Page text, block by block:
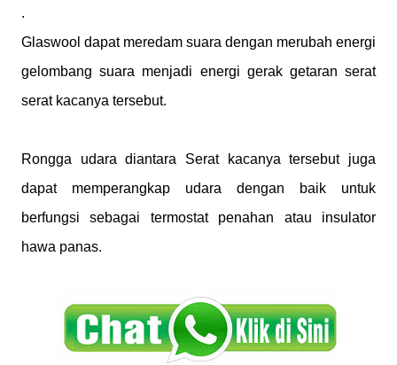
.
Glaswool dapat meredam suara dengan merubah energi
gelombang suara menjadi energi gerak getaran serat
serat kacanya tersebut.
Rongga udara diantara Serat kacanya tersebut juga
dapat memperangkap udara dengan baik untuk
berfungsi sebagai termostat penahan atau insulator
hawa panas.